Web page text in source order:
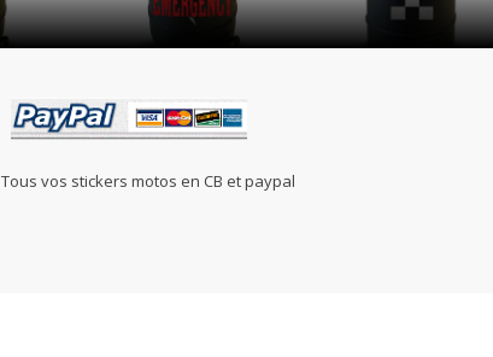
Tous vos stickers motos en CB et paypal